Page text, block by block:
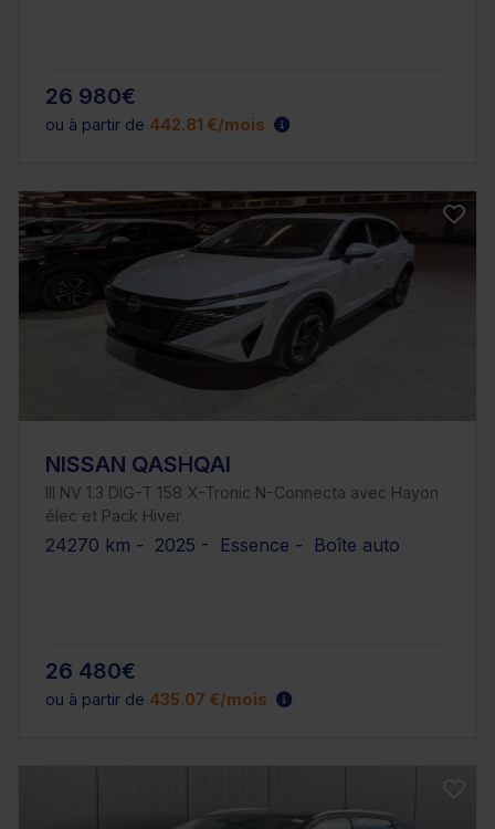
26 980€
ou à partir de 442.81 €/mois
NISSAN QASHQAI
III NV 1.3 DIG-T 158 X-Tronic N-Connecta avec Hayon
élec et Pack Hiver
24270 km - 2025 - Essence - Boîte auto
26 480€
ou à partir de 435.07 €/mois